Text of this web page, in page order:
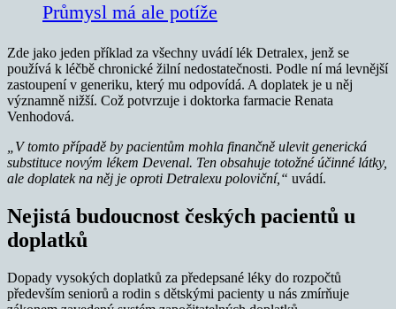
Průmysl má ale potíže
Zde jako jeden příklad za všechny uvádí lék Detralex, jenž se
používá k léčbě chronické žilní nedostatečnosti. Podle ní má levnější
zastoupení v generiku, který mu odpovídá. A doplatek je u něj
významně nižší. Což potvrzuje i doktorka farmacie Renata
Venhodová.
„V tomto případě by pacientům mohla finančně ulevit generická
substituce novým lékem Devenal. Ten obsahuje totožné účinné látky,
ale doplatek na něj je oproti Detralexu poloviční,“ uvádí.
Nejistá budoucnost českých pacientů u
doplatků
Dopady vysokých doplatků za předepsané léky do rozpočtů
především seniorů a rodin s dětskými pacienty u nás zmírňuje